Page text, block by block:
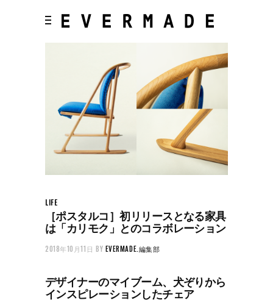
LIFE
［ポスタルコ］初リリースとなる家具
は「カリモク」とのコラボレーション
2018年10月11日 BY EVERMADE.編集部
デザイナーのマイブーム、犬ぞりから
インスピレーションしたチェア